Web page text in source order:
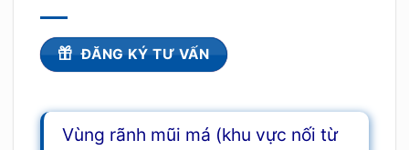
ĐĂNG KÝ TƯ VẤN
Vùng rãnh mũi má (khu vực nối từ